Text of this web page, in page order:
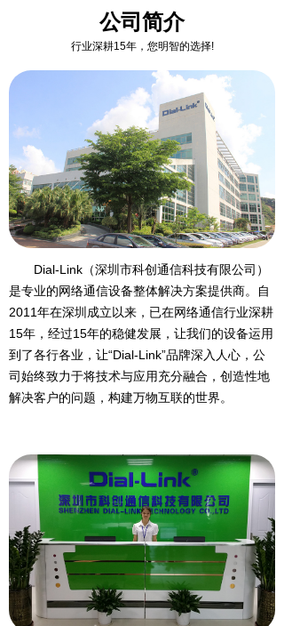
公司简介
行业深耕15年，您明智的选择!
Dial-Link（深圳市科创通信科技有限公司）
是专业的网络通信设备整体解决方案提供商。自
2011年在深圳成立以来，已在网络通信行业深耕
15年，经过15年的稳健发展，让我们的设备运用
到了各行各业，让“Dial-Link”品牌深入人心，公
司始终致力于将技术与应用充分融合，创造性地
解决客户的问题，构建万物互联的世界。